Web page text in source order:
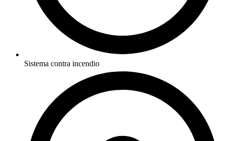
Sistema contra incendio